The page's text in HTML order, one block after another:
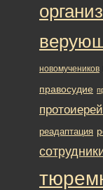
новомучеников
правосудие
реадаптация